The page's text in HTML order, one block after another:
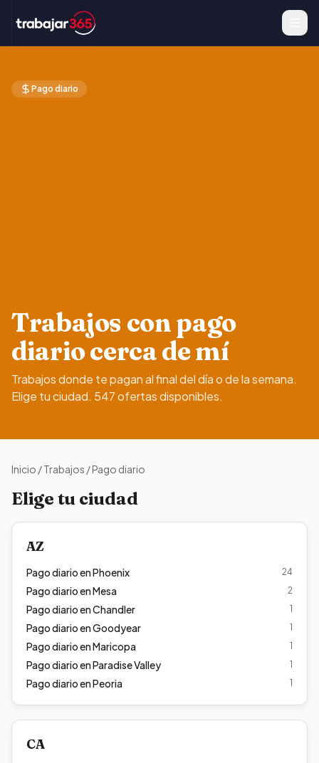
Pago diario
Trabajos con pago
diario cerca de mí
Trabajos donde te pagan al final del día o de la semana.
Elige tu ciudad. 547 ofertas disponibles.
Inicio /Trabajos /Pago diario
Elige tu ciudad
AZ
Pago diario enPhoenix 24
Pago diario enMesa 2
Pago diario enChandler 1
Pago diario enGoodyear 1
Pago diario enMaricopa 1
Pago diario enParadise Valley 1
Pago diario enPeoria 1
CA